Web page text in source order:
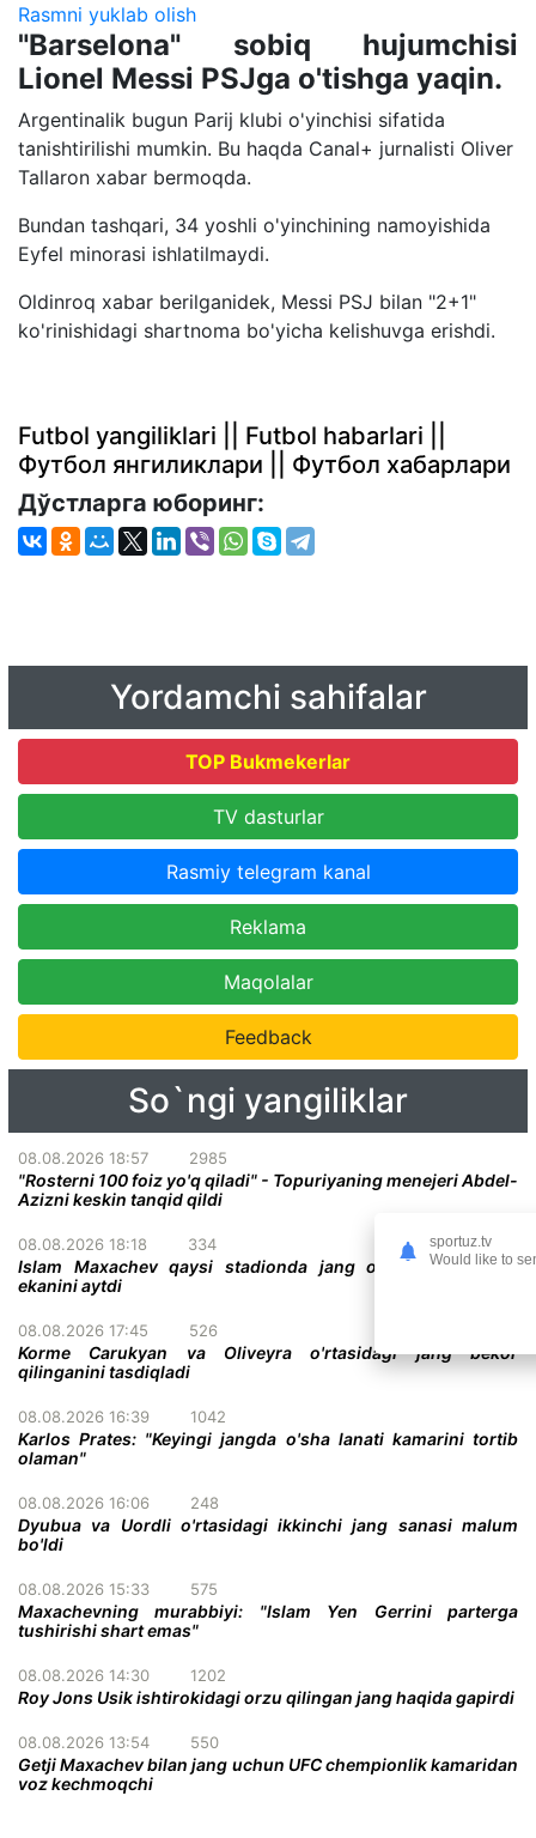
Rasmni yuklab olish
"Barselona" sobiq hujumchisi
Lionel Messi PSJga o'tishga yaqin.
Argentinalik bugun Parij klubi o'yinchisi sifatida
tanishtirilishi mumkin. Bu haqda Canal+ jurnalisti Oliver
Tallaron xabar bermoqda.
Bundan tashqari, 34 yoshli o'yinchining namoyishida
Eyfel minorasi ishlatilmaydi.
Oldinroq xabar berilganidek, Messi PSJ bilan "2+1"
ko'rinishidagi shartnoma bo'yicha kelishuvga erishdi.
Futbol yangiliklari || Futbol habarlari ||
Футбол янгиликлари || Футбол хабарлари
Дўстларга юборинг:
Yordamchi sahifalar
TOP Bukmekerlar
TV dasturlar
Rasmiy telegram kanal
Reklama
Maqolalar
Feedback
So`ngi yangiliklar
08.08.2026 18:57 2985
"Rosterni 100 foiz yo'q qiladi" - Topuriyaning menejeri Abdel-
Azizni keskin tanqid qildi
08.08.2026 18:18 334
Islam Maxachev qaysi stadionda jang o'tkazish istagida
ekanini aytdi
08.08.2026 17:45 526
Korme Carukyan va Oliveyra o'rtasidagi jang bekor
qilinganini tasdiqladi
08.08.2026 16:39 1042
Karlos Prates: "Keyingi jangda o'sha lanati kamarini tortib
olaman"
08.08.2026 16:06 248
Dyubua va Uordli o'rtasidagi ikkinchi jang sanasi malum
bo'ldi
08.08.2026 15:33 575
Maxachevning murabbiyi: "Islam Yen Gerrini parterga
tushirishi shart emas"
08.08.2026 14:30 1202
Roy Jons Usik ishtirokidagi orzu qilingan jang haqida gapirdi
08.08.2026 13:54 550
Getji Maxachev bilan jang uchun UFC chempionlik kamaridan
voz kechmoqchi
sportuz.tv
Would like to